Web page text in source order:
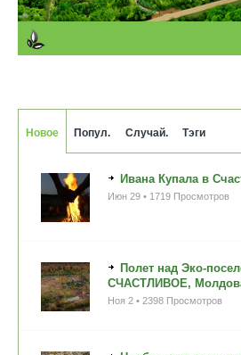
Новое Попул. Случай. Тэги
Ивана Купала в
Июн 29 • 1719 Просмотров
Полет над Эко-
СЧАСТЛИВОЕ,
Ноя 2 • 2398 Просмотров